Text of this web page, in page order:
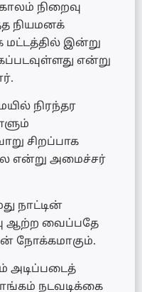
நிறைவு
நியமனக்
மட்டத்தில் இன்று
என்று
நிரந்தர
சிறப்பாக
என்று அமைச்சர்
நாட்டின்
ஆற்ற வைப்பதே
நோக்கமாகும்.
அடிப்படைத்
நடவடிக்கை